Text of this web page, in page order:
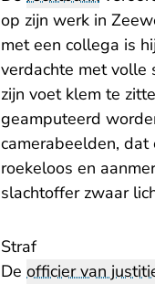
op zijn werk in
met een collega is
verdachte met volle
zijn voet klem te
geamputeerd
camerabeelden,
roekeloos en
slachtoffer zwaar
Straf
De officier van